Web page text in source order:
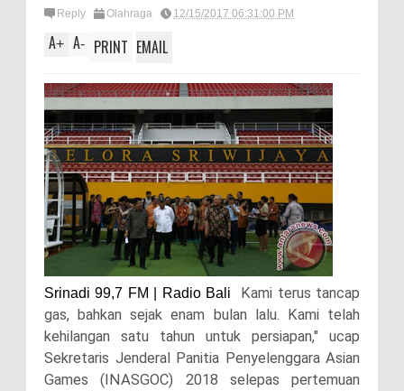
Reply Olahraga 12/15/2017 06:31:00 PM
A+ A- PRINT EMAIL
Srinadi 99,7 FM | Radio Bali Kami terus tancap
gas, bahkan sejak enam bulan lalu. Kami telah
kehilangan satu tahun untuk persiapan," ucap
Sekretaris Jenderal Panitia Penyelenggara Asian
Games (INASGOC) 2018 selepas pertemuan